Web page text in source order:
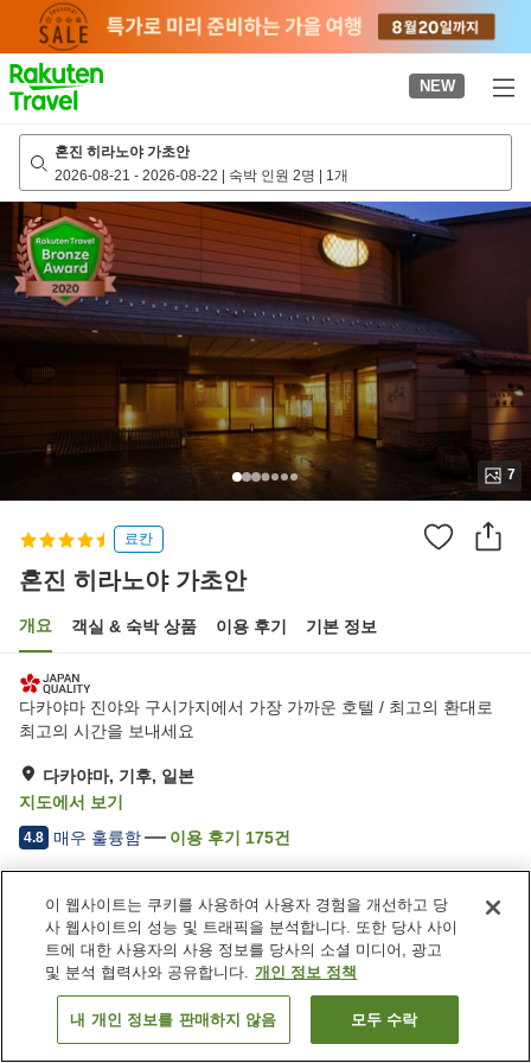
page
NEW
혼진 히라노야 가초안
2026-08-21 - 2026-08-22 | 숙박 인원 2명 | 1개
7
료칸
혼진 히라노야 가초안
개요 객실 & 숙박 상품 이용 후기 기본 정보
다카야마 진야와 구시가지에서 가장 가까운 호텔 / 최고의 환대로
최고의 시간을 보내세요
다카야마, 기후, 일본
지도에서 보기
4.8 매우 훌륭함 이용 후기 175건
숙소 편의 시설/서비스
스파 / 미용실
프라이빗 다이닝
회의실
연회장
일본 기후 다카야마 혼진 히라노야 가초안
객실 보기
이 웹사이트는 쿠키를 사용하여 사용자 경험을 개선하고 당
사 웹사이트의 성능 및 트래픽을 분석합니다. 또한 당사 사이
트에 대한 사용자의 사용 정보를 당사의 소셜 미디어, 광고
및 분석 협력사와 공유합니다. 개인 정보 정책
내 개인 정보를 판매하지 않음 모두 수락